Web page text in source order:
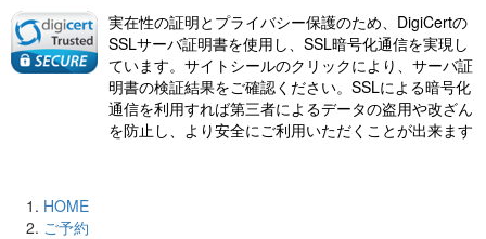
実在性の証明とプライバシー保護のため、DigiCertの
SSLサーバ証明書を使用し、SSL暗号化通信を実現し
ています。サイトシールのクリックにより、サーバ証
明書の検証結果をご確認ください。SSLによる暗号化
通信を利用すれば第三者によるデータの盗用や改ざん
を防止し、より安全にご利用いただくことが出来ます
HOME
ご予約